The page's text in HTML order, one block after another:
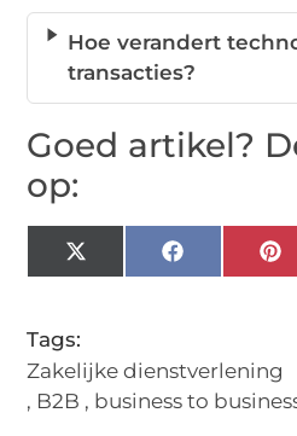
Hoe verandert
transacties?
Goed artikel?
op:
X
(Twitter)
Facebook
Tags:
Zakelijke dienstverlening
, B2B , business to